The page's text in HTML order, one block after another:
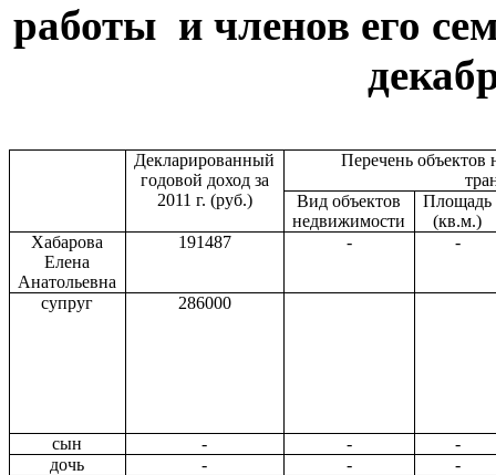
работы и членов его
Декларированный
годовой доход за
2011 г. (руб.)
Перечень
Вид объектов
недвижимости
Площадь
(кв.м.)
Хабарова
Елена
Анатольевна
191487 - -
супруг 286000
сын - -
-
дочь
- - -